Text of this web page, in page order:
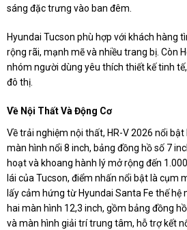
sáng đặc trưng vào ban đêm.
Hyundai Tucson phù hợp với khách hàng
rộng rãi, mạnh mẽ và nhiều trang bị. Còn
nhóm người dùng yêu thích thiết kế tinh
đô thị.
Về Nội Thất Và Động Cơ
Về trải nghiệm nội thất, HR-V 2026 nổi bật
màn hình nổi 8 inch, bảng đồng hồ số 7
hoạt và khoang hành lý mở rộng đến
lái của Tucson, điểm nhấn nổi bật là cụm
lấy cảm hứng từ Hyundai Santa Fe thế hệ
hai màn hình 12,3 inch, gồm bảng đồng
và màn hình giải trí trung tâm, hỗ trợ kết